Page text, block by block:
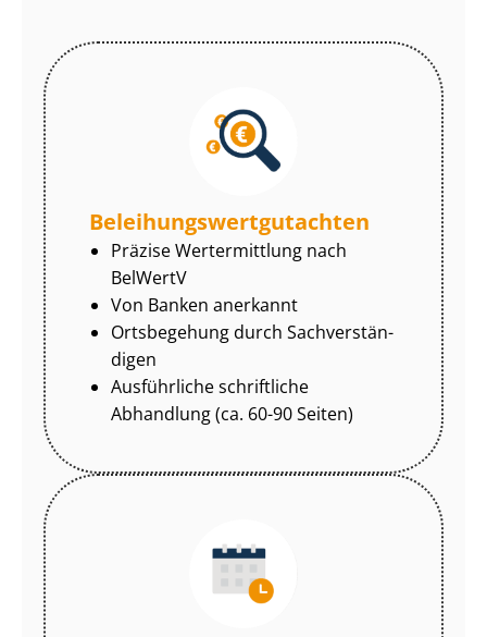
Be­lei­hungs­wert­gut­ach­ten
Präzise Wertermittlung nach
BelWertV
Von Banken anerkannt
Ortsbegehung durch Sach­ver­stän­
di­gen
Ausführliche schriftliche
Abhandlung (ca. 60-90 Seiten)